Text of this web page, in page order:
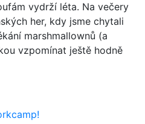
vydrží léta. Na večery
her, kdy jsme chytali
marshmallownů (a
vzpomínat ještě hodně